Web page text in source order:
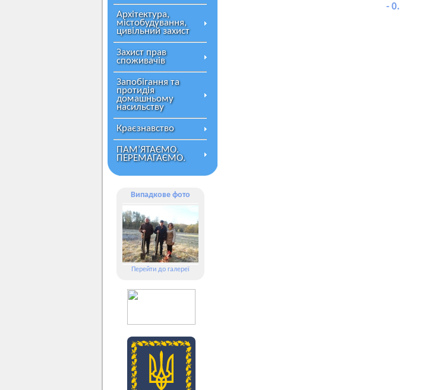
Архітектура,
містобудування,
цивільний захист
Захист прав
споживачів
Запобігання та
протидія
домашньому
насильству
Краєзнавство
ПАМ’ЯТАЄМО.
ПЕРЕМАГАЄМО.
Випадкове фото
Перейти до галереї
- 0.